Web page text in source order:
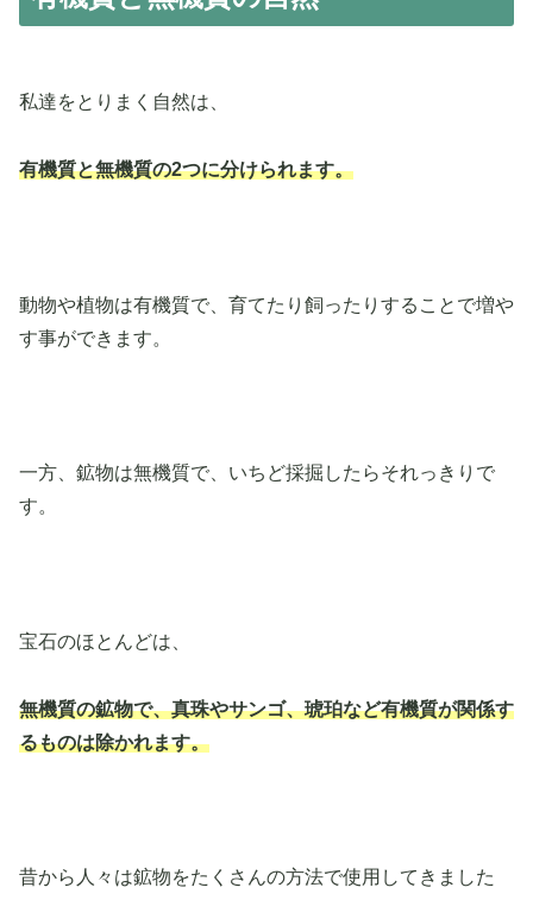
私達をとりまく自然は、
有機質と無機質の2つに分けられます。
動物や植物は有機質で、育てたり飼ったりすることで増や
す事ができます。
一方、鉱物は無機質で、いちど採掘したらそれっきりで
す。
宝石のほとんどは、
無機質の鉱物で、真珠やサンゴ、琥珀など有機質が関係す
るものは除かれます。
昔から人々は鉱物をたくさんの方法で使用してきました